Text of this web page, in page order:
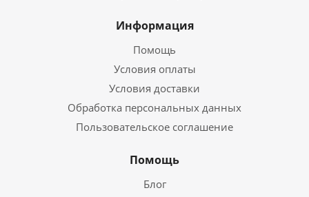
Информация
Помощь
Условия оплаты
Условия доставки
Обработка персональных данных
Пользовательское соглашение
Помощь
Блог